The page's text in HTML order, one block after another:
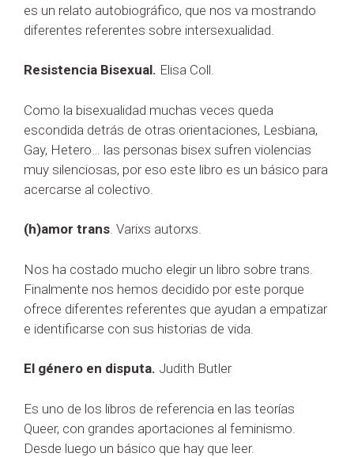
es un relato autobiográfico, que nos va mostrando
diferentes referentes sobre intersexualidad.
Resistencia Bisexual. Elisa Coll.
Como la bisexualidad muchas veces queda
escondida detrás de otras orientaciones, Lesbiana,
Gay, Hetero… las personas bisex sufren violencias
muy silenciosas, por eso este libro es un básico para
acercarse al colectivo.
(h)amor trans. Varixs autorxs.
Nos ha costado mucho elegir un libro sobre trans.
Finalmente nos hemos decidido por este porque
ofrece diferentes referentes que ayudan a empatizar
e identificarse con sus historias de vida.
El género en disputa. Judith Butler
Es uno de los libros de referencia en las teorías
Queer, con grandes aportaciones al feminismo.
Desde luego un básico que hay que leer.